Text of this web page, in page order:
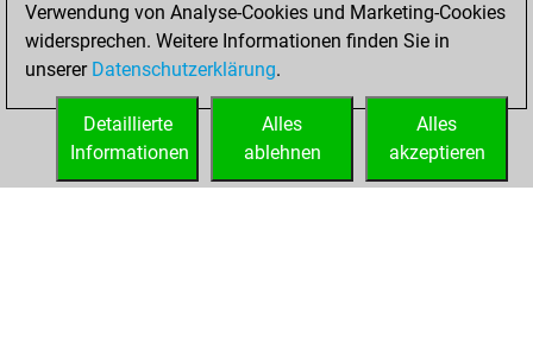
You played 1
bullet games
Play
You scored +0
=0 -1 in bullet
Verwendung von Analyse-Cookies und Marketing-Cookies
widersprechen. Weitere Informationen finden Sie in
unserer Datenschutzerklärung.
Alles
akzeptieren
Alles
ablehnen
Detaillierte
Informationen